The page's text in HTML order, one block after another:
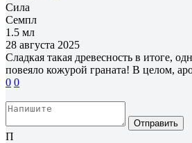
Сила
Семпл
1.5 мл
28 августа 2025
Сладкая такая древесность в итоге,
повеяло кожурой граната! В целом,
0 0
Отправить
П